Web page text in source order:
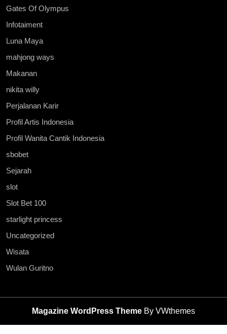
Gates Of Olympus
Infotaiment
Luna Maya
mahjong ways
Makanan
nikita willy
Perjalanan Karir
Profil Artis Indonesia
Profil Wanita Cantik Indonesia
sbobet
Sejarah
slot
Slot Bet 100
starlight princess
Uncategorized
Wisata
Wulan Guritno
Magazine WordPress Theme By VWthemes